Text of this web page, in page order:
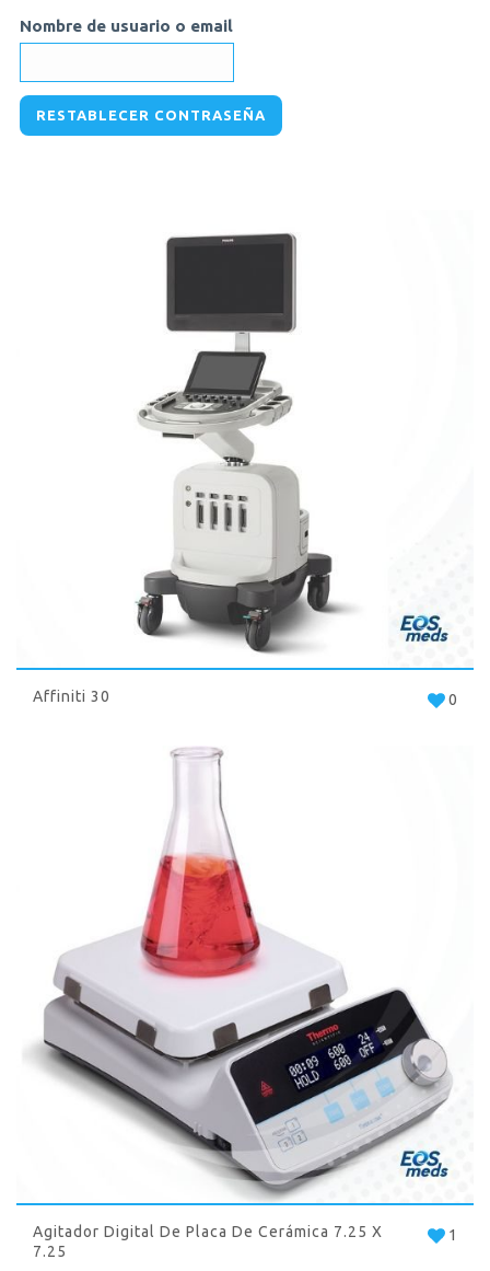
Nombre de usuario o email
RESTABLECER CONTRASEÑA
0
Affiniti 30
1
Agitador Digital De Placa De Cerámica 7.25 X
7.25